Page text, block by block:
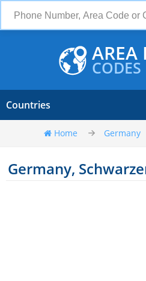
AREA
CODES
Countries
Home Germany
Germany,